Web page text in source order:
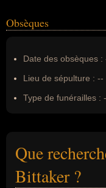
Obsèques
Date des obsèques :
Lieu de sépulture : --
Type de funérailles :
Que
Bittaker ?